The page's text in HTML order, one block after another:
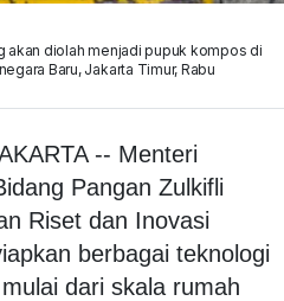
akan diolah menjadi pupuk kompos di
Baru, Jakarta Timur, Rabu
-- Menteri
Pangan Zulkifli
Riset dan Inovasi
berbagai teknologi
mulai dari skala rumah